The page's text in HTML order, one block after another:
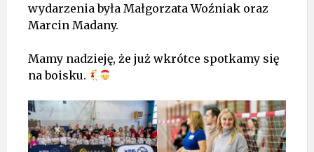
wydarzenia była Małgorzata Woźniak oraz
Marcin Madany.
Mamy nadzieję, że już wkrótce spotkamy się
na boisku.